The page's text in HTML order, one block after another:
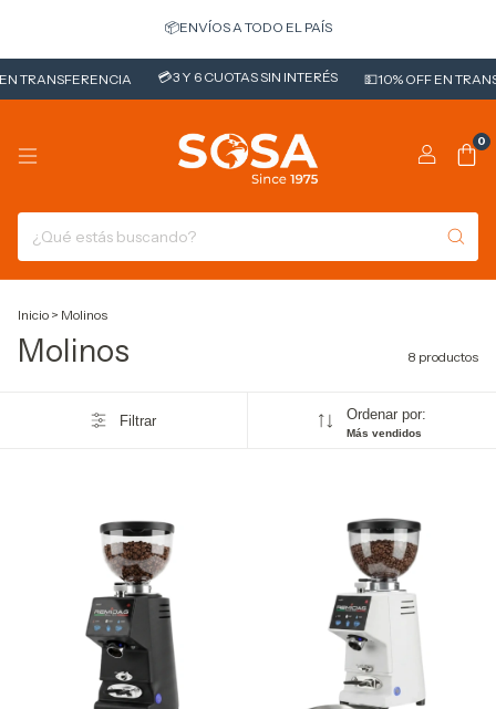
📦ENVÍOS A TODO EL PAÍS
TRANSFERENCIA 💳3 Y 6 CUOTAS SIN INTERÉS 💵10% OFF EN
0
Inicio > Molinos
Molinos 8 productos
Filtrar Ordenar por:
Más vendidos